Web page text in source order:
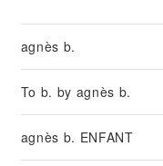
agnès b.
To b. by agnès b.
agnès b. ENFANT